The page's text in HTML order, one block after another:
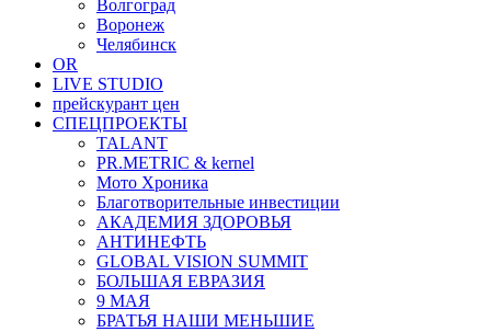
Волгоград
Воронеж
Челябинск
OR
LIVE STUDIO
прейскурант цен
СПЕЦПРОЕКТЫ
TALANT
PR.METRIC & kernel
Мото Хроника
Благотворительные инвестиции
АКАДЕМИЯ ЗДОРОВЬЯ
АНТИНЕФТЬ
GLOBAL VISION SUMMIT
БОЛЬШАЯ ЕВРАЗИЯ
9 МАЯ
БРАТЬЯ НАШИ МЕНЬШИЕ